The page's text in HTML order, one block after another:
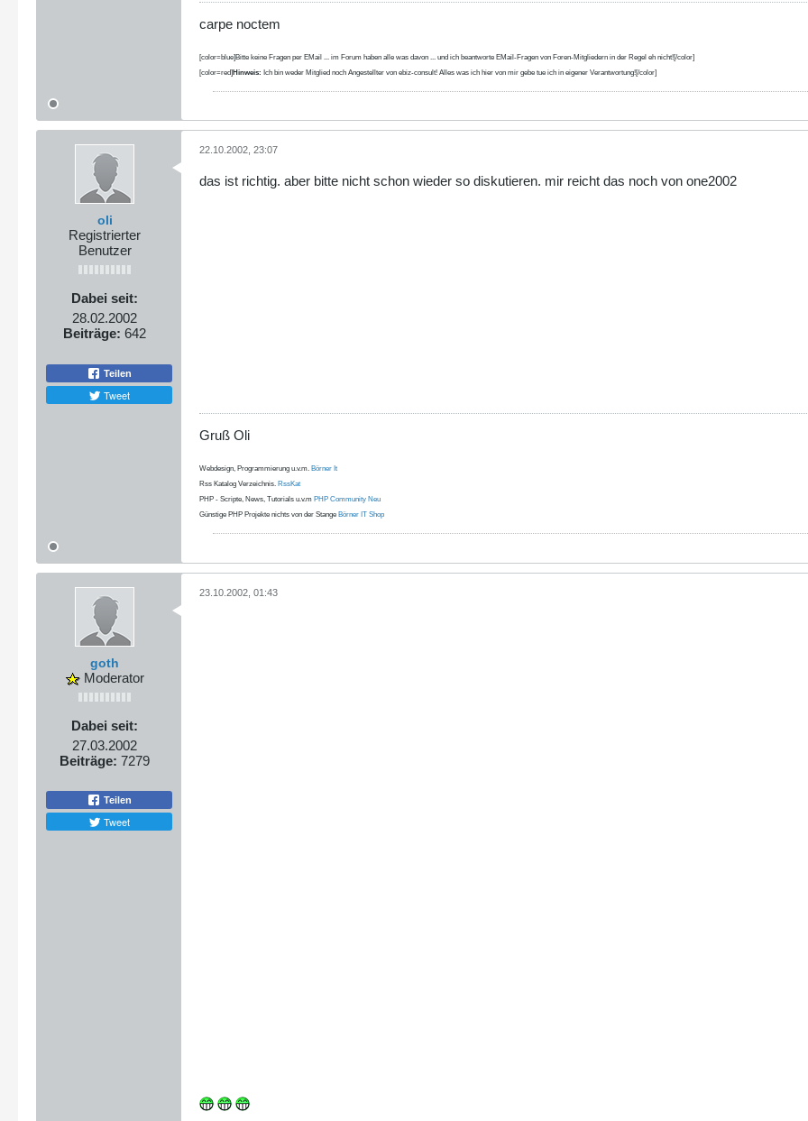
carpe noctem
[color=blue]Bitte keine Fragen per EMail ... im Forum haben alle was davon ... und ich beantworte EMail-Fragen von Foren-Mitgliedern in der Regel eh nicht![/color]
[color=red]Hinweis: Ich bin weder Mitglied noch Angestellter von ebiz-consult! Alles was ich hier von mir gebe tue ich in eigener Verantwortung![/color]
oli
Registrierter
Benutzer
Dabei seit:
28.02.2002
Beiträge: 642
Teilen
Tweet
22.10.2002, 23:07
das ist richtig. aber bitte nicht schon wieder so diskutieren. mir reicht das noch von one2002
Gruß Oli
Webdesign, Programmierung u.v.m. Börner It
Rss Katalog Verzeichnis. RssKat
PHP - Scripte, News, Tutorials u.v.m PHP Community Neu
Günstige PHP Projekte nichts von der Stange Börner IT Shop
goth
Moderator
Dabei seit:
27.03.2002
Beiträge: 7279
Teilen
Tweet
23.10.2002, 01:43